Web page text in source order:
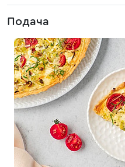
Подача